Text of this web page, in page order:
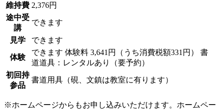
維持費 2,376円
途中受
講
できます
見学 できます
体験
できます 体験料 3,641円（うち消費税額331円） 書
道道具：レンタルあり（要予約）
初回持
参品
書道用具（硯、文鎮は教室に有ります）
※ホームページからもお申し込みいただけます。ホームペー